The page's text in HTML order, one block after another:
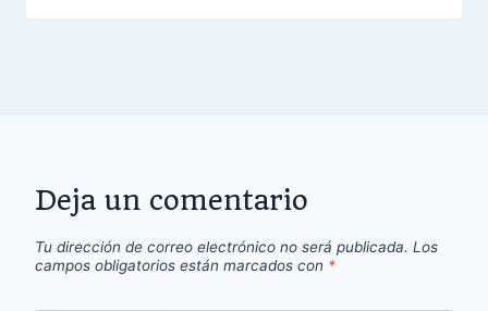
Deja un comentario
Tu dirección de correo electrónico no será publicada. Los
campos obligatorios están marcados con *